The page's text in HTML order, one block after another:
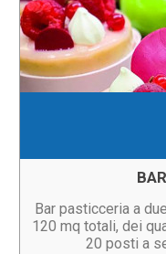
Bar pasticceria a
120 mq totali, dei
20 posti a